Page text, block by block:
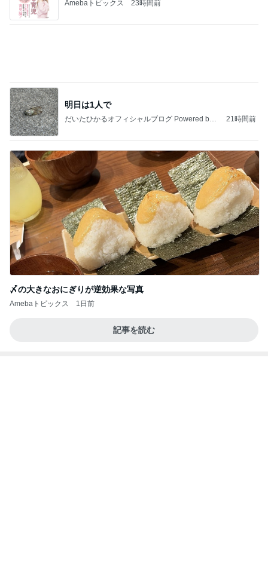
Amebaトピックス 23時間前
明日は1人で
だいたひかるオフィシャルブログ Powered by
21時間前
〆の大きなおにぎりが逆効果な写真
Amebaトピックス 1日前
記事を読む